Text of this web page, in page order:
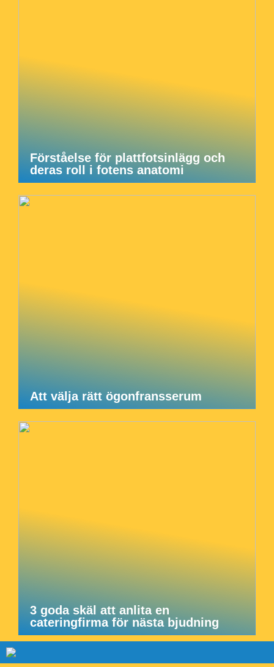
Förståelse för plattfotsinlägg och
deras roll i fotens anatomi
Att välja rätt ögonfransserum
3 goda skäl att anlita en
cateringfirma för nästa bjudning